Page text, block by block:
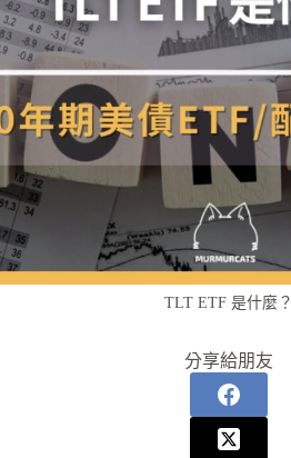
TLT ETF 是什麼？
分享給朋友